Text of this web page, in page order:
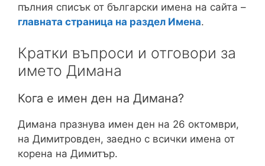
пълния списък от български имена на сайта –
главната страница на раздел Имена.
Кратки въпроси и отговори за
името Димана
Кога е имен ден на Димана?
Димана празнува имен ден на 26 октомври,
на Димитровден, заедно с всички имена от
корена на Димитър.